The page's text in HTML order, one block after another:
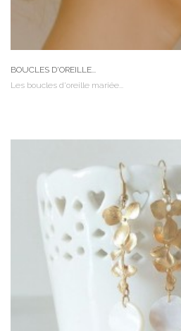
BOUCLES D'OREILLE...
Les boucles d'oreille mariée...